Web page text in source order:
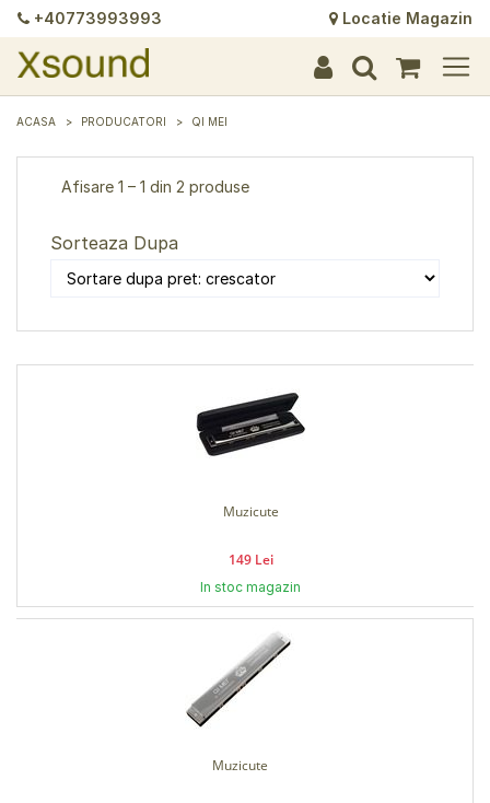
+40773993993 Locatie Magazin
+
+
+
+
+
+
+
+
+
+
+
+
+
+
ACASA PRODUCATORI QI MEI
Afisare 1 – 1 din 2 produse
Sorteaza Dupa
Muzicute
149 Lei
In stoc magazin
Muzicute